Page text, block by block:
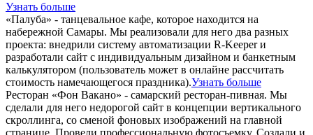
Узнать больше
«Палуба» - танцевальное кафе, которое находится на
набережной Самары. Мы реализовали для него два разных
проекта: внедрили систему автоматизации R-Keeper и
разработали сайт с индивидуальным дизайном и банкетным
калькулятором (пользователь может в онлайне рассчитать
стоимость намечающегося праздника).Узнать больше
Ресторан «Фон Вакано» - самарский ресторан-пивная. Мы
сделали для него недорогой сайт в концепции вертикального
скроллинга, со сменой фоновых изображений на главной